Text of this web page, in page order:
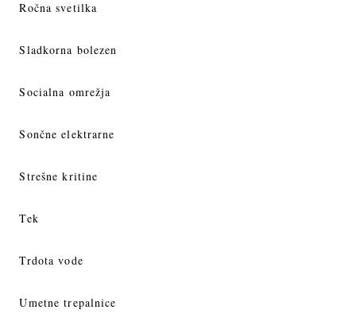
Ročna svetilka
Sladkorna bolezen
Socialna omrežja
Sončne elektrarne
Strešne kritine
Tek
Trdota vode
Umetne trepalnice